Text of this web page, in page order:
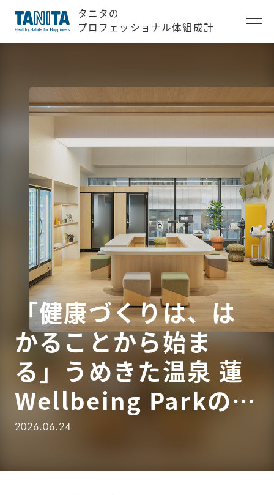
タニタの
プロフェッショナル体組成計
「健康づくりは、は
かることから始ま
る」うめきた温泉 蓮
Wellbeing Parkの
MC-780A-N活用事例
2026.06.24